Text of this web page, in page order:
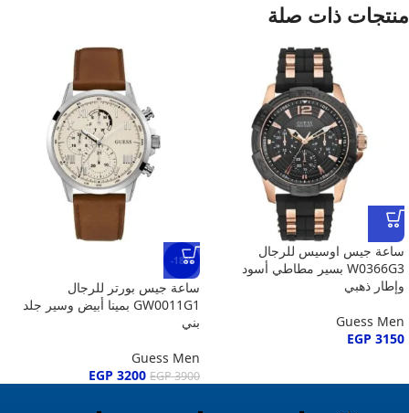
منتجات ذات صلة
ساعة جيس اوسيس للرجال
W0366G3 بسير مطاطي أسود
وإطار ذهبي
Guess Men
EGP 3150
-18%
ساعة جيس بورتر للرجال
GW0011G1 بمينا أبيض وسير جلد
بني
Guess Men
EGP3900
EGP 3200